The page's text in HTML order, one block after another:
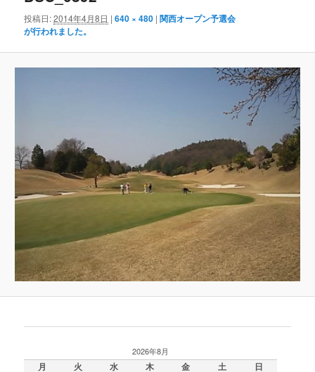
ー
シ
ョ
ン
投稿日:2014年4月8日 |640 × 480 |関西オープン予選会
が行われました。
2026年8月
月 火 水 木 金 土 日